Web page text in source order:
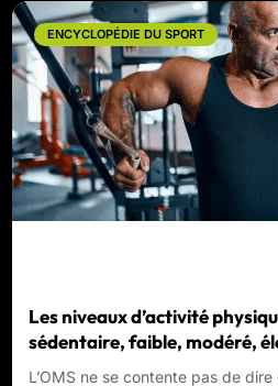
ENCYCLOPÉDIE DU SPORT
Les niveaux d’activité
sédentaire, faible, modéré,
L’OMS ne se contente pas de